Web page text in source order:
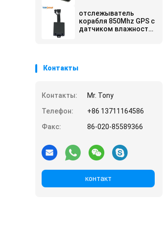
определяет
отслежыватель
корабля 850Mhz GPS с
датчиком влажности
Контакты
Контакты:
Mr. Tony
Телефон:
+86 13711164586
Факс:
86-020-85589366
контакт